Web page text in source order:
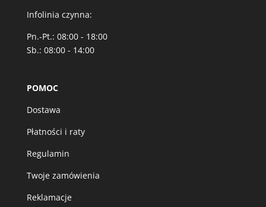
Infolinia czynna:
Pn.-Pt.: 08:00 - 18:00
Sb.: 08:00 - 14:00
POMOC
Dostawa
Płatności i raty
Regulamin
Twoje zamówienia
Reklamacje